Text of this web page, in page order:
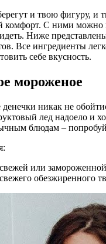
и твою фигуру, и
комфорт. С ними можно
Ниже
Все ингредиенты
себе вкусность.
мороженое
никак не
лед надоело и
блюдам –
или
обезжиренного